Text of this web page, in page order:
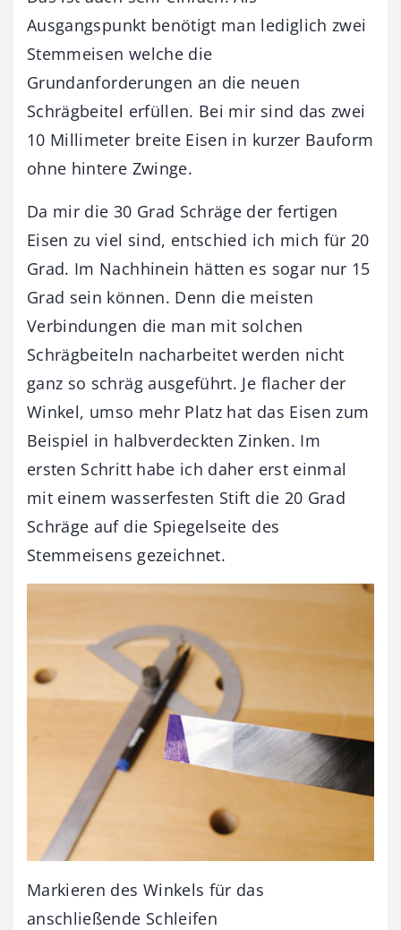
Ausgangspunkt benötigt man lediglich zwei
Stemmeisen welche die
Grundanforderungen an die neuen
Schrägbeitel erfüllen. Bei mir sind das zwei
10 Millimeter breite Eisen in kurzer Bauform
ohne hintere Zwinge.
Da mir die 30 Grad Schräge der fertigen
Eisen zu viel sind, entschied ich mich für 20
Grad. Im Nachhinein hätten es sogar nur 15
Grad sein können. Denn die meisten
Verbindungen die man mit solchen
Schrägbeiteln nacharbeitet werden nicht
ganz so schräg ausgeführt. Je flacher der
Winkel, umso mehr Platz hat das Eisen zum
Beispiel in halbverdeckten Zinken. Im
ersten Schritt habe ich daher erst einmal
mit einem wasserfesten Stift die 20 Grad
Schräge auf die Spiegelseite des
Stemmeisens gezeichnet.
Markieren des Winkels für das
anschließende Schleifen